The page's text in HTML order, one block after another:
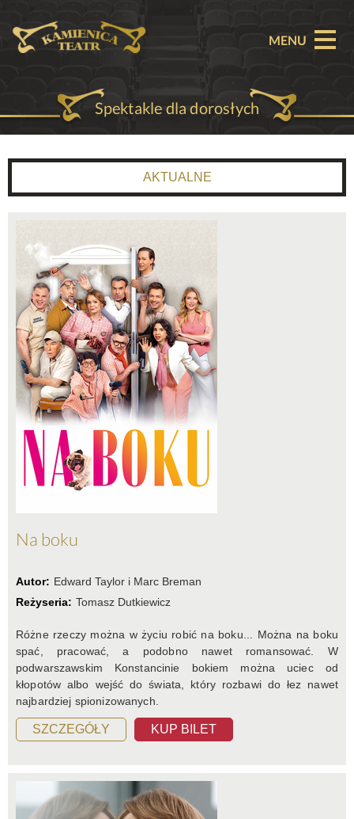
MENU
O TEATRZE
REPERTUAR
BILETY
PARTNERZY
OFERTA KOMERCYJNA
KONTAKT
Spektakle dla dorosłych
AKTUALNE
Na boku
Autor: Edward Taylor i Marc Breman
Reżyseria: Tomasz Dutkiewicz
Różne rzeczy można w życiu robić na boku... Można na boku
spać, pracować, a podobno nawet romansować. W
podwarszawskim Konstancinie bokiem można uciec od
kłopotów albo wejść do świata, który rozbawi do łez nawet
najbardziej spionizowanych.
SZCZEGÓŁY KUP BILET